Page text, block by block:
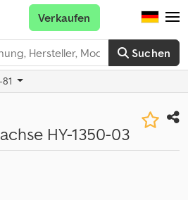
Suchen
Verkaufen
HY-1350-03